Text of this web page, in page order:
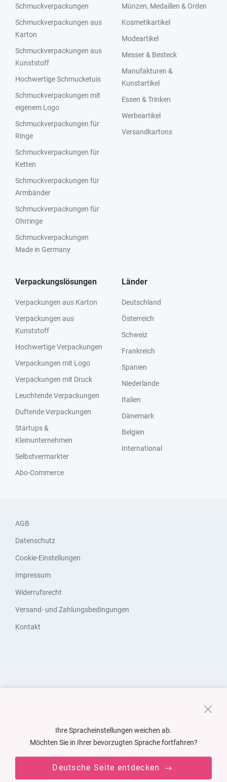
Schmuckverpackungen
Schmuckverpackungen aus
Karton
Schmuckverpackungen aus
Kunststoff
Hochwertige Schmucketuis
Schmuckverpackungen mit
eigenem Logo
Schmuckverpackungen für
Ringe
Schmuckverpackungen für
Ketten
Schmuckverpackungen für
Armbänder
Schmuckverpackungen für
Ohrringe
Schmuckverpackungen
Made in Germany
Münzen, Medaillen & Orden
Kosmetikartikel
Modeartikel
Messer & Besteck
Manufakturen &
Kunstartikel
Essen & Trinken
Werbeartikel
Versandkartons
Verpackungslösungen
Verpackungen aus Karton
Verpackungen aus
Kunststoff
Hochwertige Verpackungen
Verpackungen mit Logo
Verpackungen mit Druck
Leuchtende Verpackungen
Duftende Verpackungen
Startups &
Kleinunternehmen
Selbstvermarkter
Abo-Commerce
Länder
Deutschland
Österreich
Schweiz
Frankreich
Spanien
Niederlande
Italien
Dänemark
Belgien
International
AGB
Datenschutz
Cookie-Einstellungen
Impressum
Widerrufsrecht
Versand- und Zahlungsbedingungen
Kontakt
Ihre Spracheinstellungen weichen ab.
Möchten Sie in Ihrer bevorzugten Sprache fortfahren?
Deutsche Seite entdecken